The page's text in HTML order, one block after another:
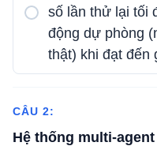
số lần thử lại tối
động dự phòng
thật) khi đạt đến
CÂU 2:
Hệ thống multi-